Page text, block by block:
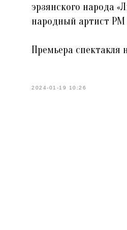
эрзянского народа
народный артист РМ
Премьера спектакля
2024-01-19 10:26